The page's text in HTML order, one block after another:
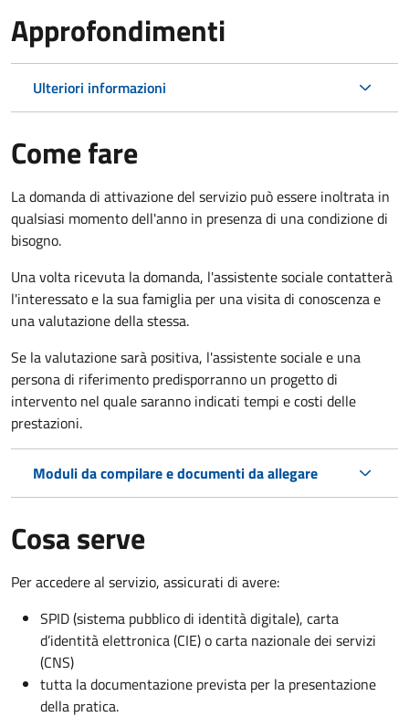
Approfondimenti
Ulteriori informazioni
Come fare
La domanda di attivazione del servizio può essere inoltrata in
qualsiasi momento dell'anno in presenza di una condizione di
bisogno.
Una volta ricevuta la domanda, l'assistente sociale contatterà
l'interessato e la sua famiglia per una visita di conoscenza e
una valutazione della stessa.
Se la valutazione sarà positiva, l'assistente sociale e una
persona di riferimento predisporranno un progetto di
intervento nel quale saranno indicati tempi e costi delle
prestazioni.
Moduli da compilare e documenti da allegare
Cosa serve
Per accedere al servizio, assicurati di avere:
SPID (sistema pubblico di identità digitale), carta
d’identità elettronica (CIE) o carta nazionale dei servizi
(CNS)
tutta la documentazione prevista per la presentazione
della pratica.